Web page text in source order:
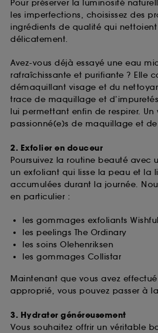
Pour préserver la luminosité
les imperfections, choisissez des
ingrédients de qualité qui
délicatement.
Avez-vous déjà essayé une eau
rafraîchissante et purifiante ? Elle
démaquillant visage et du
trace de maquillage et
lui permettant enfin de respirer.
passionné(e)s de maquillage et de
2. Exfolier en douceur
Poursuivez la routine beauté avec
un exfoliant qui lisse la peau et la
accumulées durant la journée.
en particulier :
les gommages exfoliants Wishful
les peelings The Ordinary
les soins Olehenriksen
les gommages Collistar
Maintenant que vous avez
approprié, vous pouvez passer à
3. Hydrater généreusement
Vous souhaitez offrir un véritable